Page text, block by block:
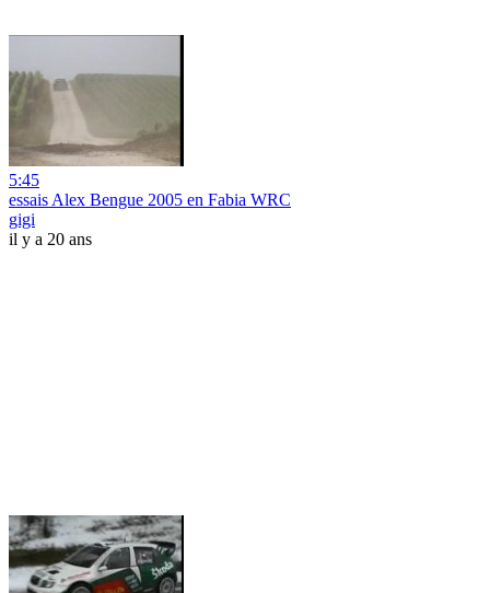
5:45
essais Alex Bengue 2005 en Fabia WRC
gigi
il y a 20 ans